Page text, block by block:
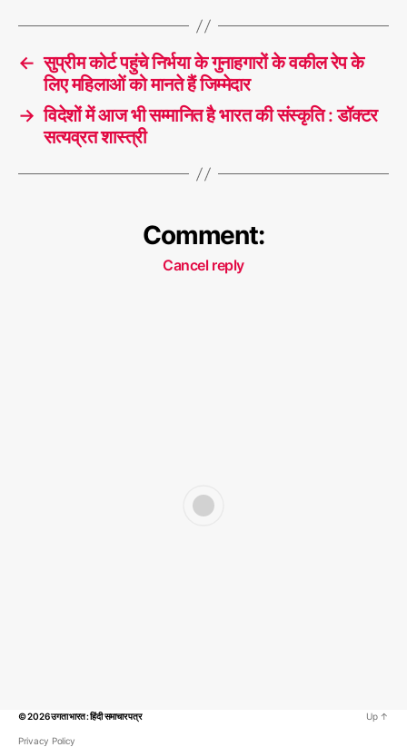
← सुप्रीम कोर्ट पहुंचे निर्भया के गुनाहगारों के वकील रेप के
लिए महिलाओं को मानते हैं जिम्मेदार
→ विदेशों में आज भी सम्मानित है भारत की संस्कृति : डॉक्टर
सत्यव्रत शास्त्री
Comment:
Cancel reply
© 2026उगता भारत : हिंदी समाचार पत्र
Privacy Policy
Up ↑